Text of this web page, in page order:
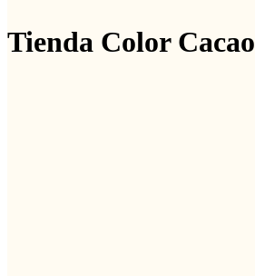
Tienda Color Cacao